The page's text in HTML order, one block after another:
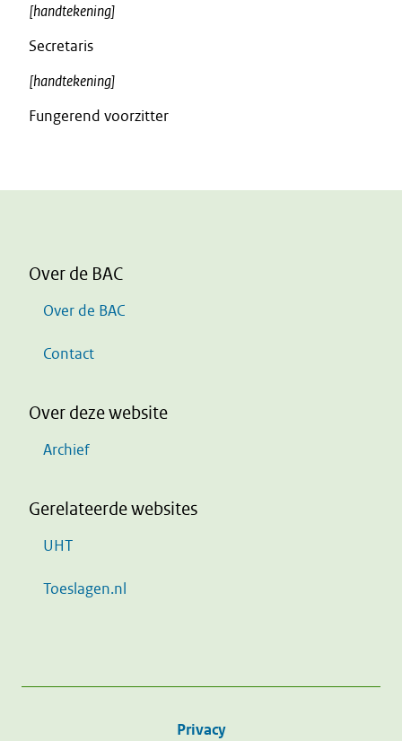
[handtekening]
Secretaris
[handtekening]
Fungerend voorzitter
Over de BAC
Over de BAC
Contact
Over deze website
Archief
Gerelateerde websites
UHT
Toeslagen.nl
Privacy